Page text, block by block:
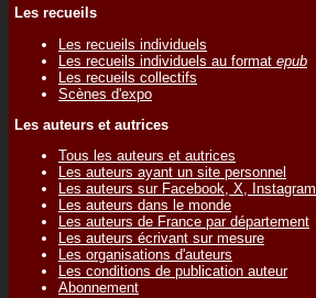
Les recueils
Les recueils individuels
Les recueils individuels au format epub
Les recueils collectifs
Scènes d'expo
Les auteurs et autrices
Tous les auteurs et autrices
Les auteurs ayant un site personnel
Les auteurs sur Facebook, X, Instagram
Les auteurs dans le monde
Les auteurs de France par département
Les auteurs écrivant sur mesure
Les organisations d'auteurs
Les conditions de publication auteur
Abonnement